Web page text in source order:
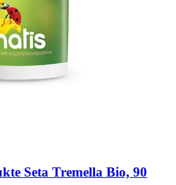
Seta Tremella Bio, 90